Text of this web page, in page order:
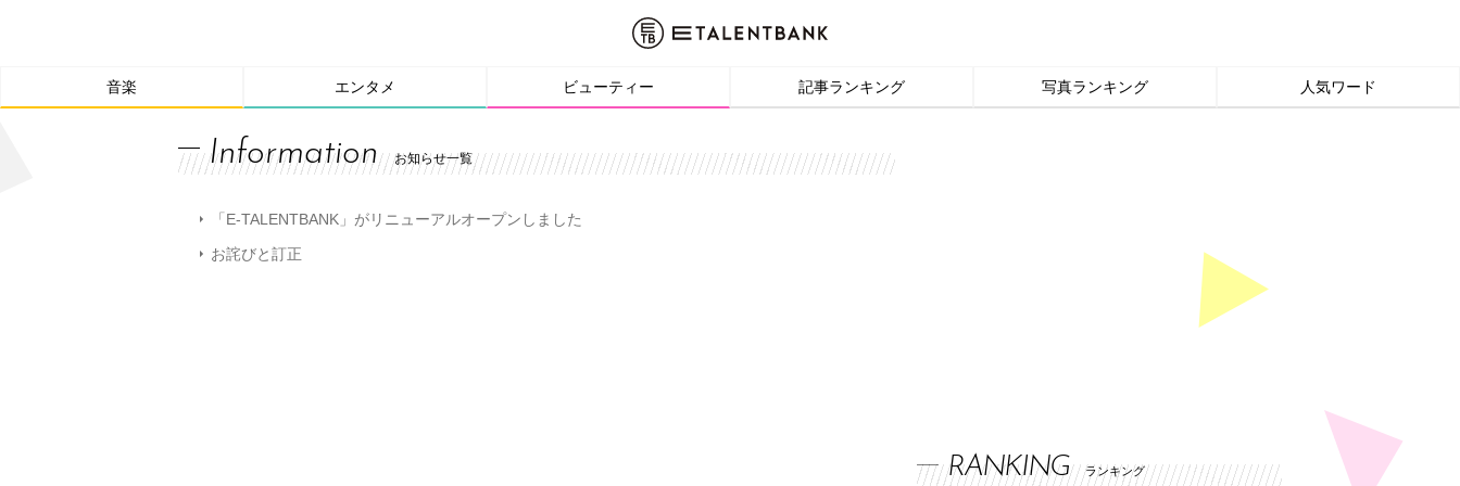
音楽 エンタメ ビューティー 記事ランキング 写真ランキング 人気ワード
Information お知らせ一覧
「E-TALENTBANK」がリニューアルオープンしました
お詫びと訂正
RANKING ランキング